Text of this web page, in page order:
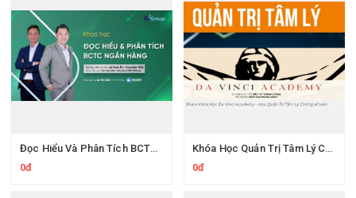
Đọc Hiểu Và Phân Tích BCTC Ngân Hàng Cùng Wichart Ngọc Báu
0đ
Khóa Học Quản Trị Tâm Lý Chứng Khoán Da Vinci Academy
0đ